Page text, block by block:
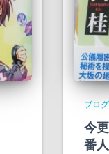
ブログ
今
番